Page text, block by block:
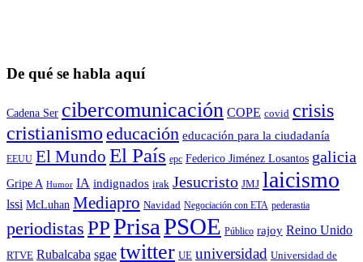
De qué se habla aquí
Cadena Ser cibercomunicación COPE covid crisis
cristianismo educación educación para la ciudadaní­a
EEUU El Mundo El País epc Federico Jiménez Losantos galicia
Gripe A Humor IA indignados irak Jesucristo JMJ laicismo
lssi McLuhan Mediapro Navidad Negociación con ETA pederastia
periodistas PPPrisaPSOE Público rajoy Reino Unido
RTVE Rubalcaba sgae twitter UE universidad Universidad de